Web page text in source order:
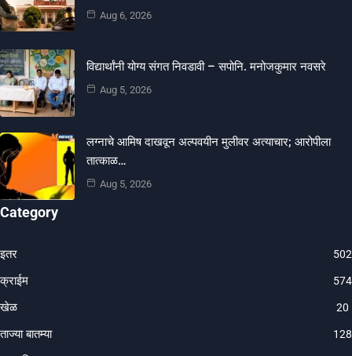
Aug 6, 2026
विद्यार्थांनी योग्य संगत निवडावी – सपोनि. मनोजकुमार नवसरे
Aug 5, 2026
लग्नाचे आमिष दाखवून अल्पवयीन मुलीवर अत्याचार; आरोपीला
तात्काळ…
Aug 5, 2026
Category
इतर 502
क्राईम 574
खेळ 20
ताज्या बातम्या 128